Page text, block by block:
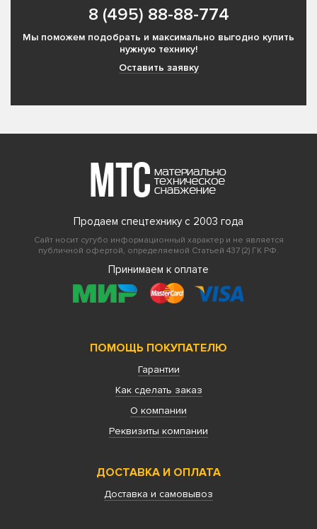
8 (495) 88-88-774
Мы поможем подобрать и максимально выгодно купить
нужную технику!
Оставить заявку
Продаем спецтехнику с 2003 года
Сайт носит сугубо информационный характер и не является
публичной офертой, определяемой Статьей 437 (2) ГК РФ.
Принимаем к оплате
ПОМОЩЬ ПОКУПАТЕЛЮ
Гарантии
Как сделать заказ
О компании
Реквизиты компании
ДОСТАВКА И ОПЛАТА
Доставка и самовывоз